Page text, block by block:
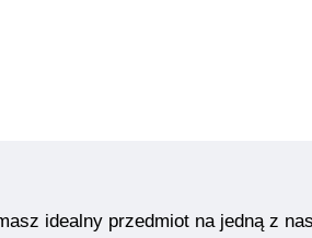
idealny przedmiot na jedną z